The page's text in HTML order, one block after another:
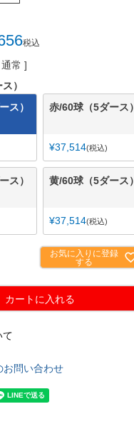
税込
通常
）
ス）
赤/60球（5ダース）
¥37,514 税込
ス） 黄/60球（5ダース）
¥37,514 税込
お気に入りに登録
する
カートに入れる
て
お問い合わせ